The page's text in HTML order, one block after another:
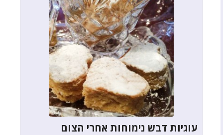
עוגיות דבש נימוחות אחרי הצום